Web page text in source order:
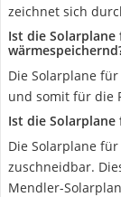
zeichnet sich
Ist die
Die Solarplane
und somit für die
Ist die
Die Solarplane
zuschneidbar.
Mendler-